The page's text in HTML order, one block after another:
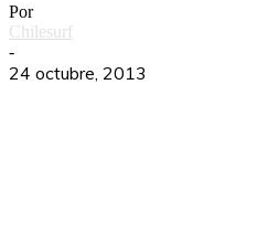
Por
Chilesurf
-
24 octubre, 2013